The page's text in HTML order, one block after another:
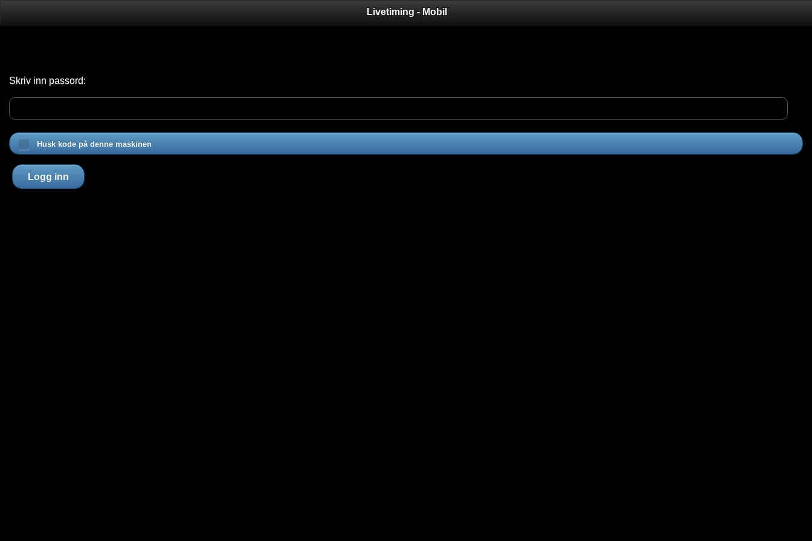
Livetiming - Mobil
Skriv inn passord:
Husk kode på denne maskinen
Logg inn